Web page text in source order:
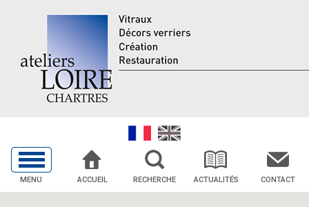
MENU ACCUEIL RECHERCHE ACTUALITÉS CONTACT